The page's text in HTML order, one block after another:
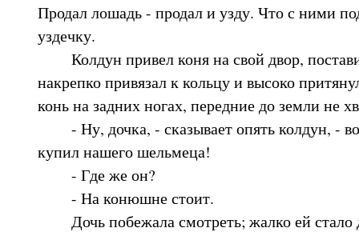
Продал лошадь - продал и узду. Что с ними
уздечку.
Колдун привел коня на свой двор,
накрепко привязал к кольцу и высоко
конь на задних ногах, передние до земли не
- Ну, дочка, - сказывает опять колдун, -
купил нашего шельмеца!
- Где же он?
- На конюшне стоит.
Дочь побежала смотреть; жалко ей стало